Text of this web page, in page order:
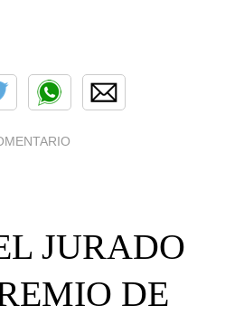
JURADO
DE